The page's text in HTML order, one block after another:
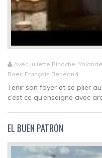
Avec Juliette Binoche,
Baer, François Berléand
Tenir son foyer et se plier
c’est ce qu’enseigne avec
EL BUEN PATRÓN